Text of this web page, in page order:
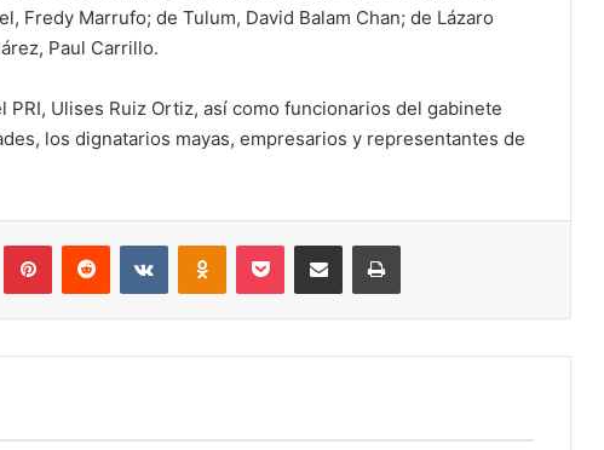
Fredy Marrufo; de Tulum, David Balam Chan; de Lázaro
Paul Carrillo.
PRI, Ulises Ruiz Ortiz, así como funcionarios del gabinete
los dignatarios mayas, empresarios y representantes de
PinterestReddit VKontakteOdnoklassniki
Pocket Compartir por correo electrónicoImprimir